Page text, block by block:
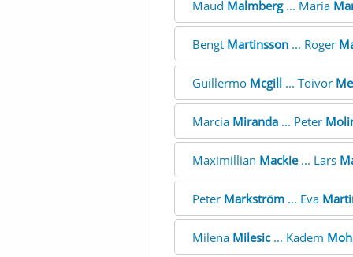
Maud Malmberg... Maria
Bengt Martinsson... Roger
Guillermo Mcgill ... Toivor
Marcia Miranda... Peter
Maximillian Mackie... Lars
Peter Markström... Eva
Milena Milesic... Kadem